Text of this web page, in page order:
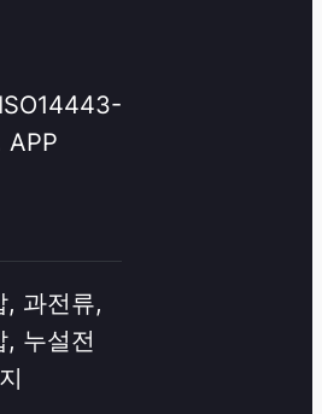
APP
, 과전류,
, 누설전